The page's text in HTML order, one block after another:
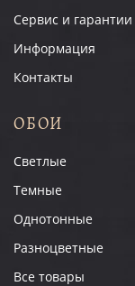
Сервис и гарантии
Информация
Контакты
ОБОИ
Светлые
Темные
Однотонные
Разноцветные
Все товары